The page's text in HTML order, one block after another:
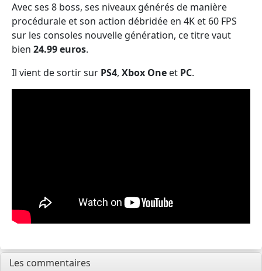
Avec ses 8 boss, ses niveaux générés de manière
procédurale et son action débridée en 4K et 60 FPS
sur les consoles nouvelle génération, ce titre vaut
bien 24.99 euros.
Il vient de sortir sur PS4, Xbox One et PC.
Les commentaires